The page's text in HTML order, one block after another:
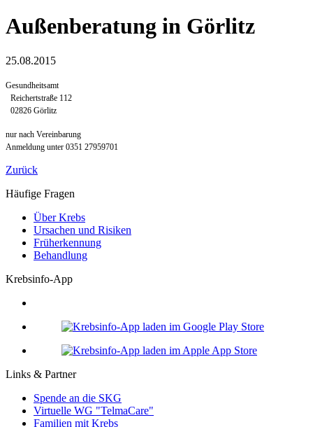
Außenberatung in Görlitz
25.08.2015
Gesundheitsamt
Reichertstraße 112
02826 Görlitz
nur nach Vereinbarung
Anmeldung unter 0351 27959701
Zurück
Häufige Fragen
Über Krebs
Ursachen und Risiken
Früherkennung
Behandlung
Krebsinfo-App
Links & Partner
Spende an die SKG
Virtuelle WG "TelmaCare"
Familien mit Krebs